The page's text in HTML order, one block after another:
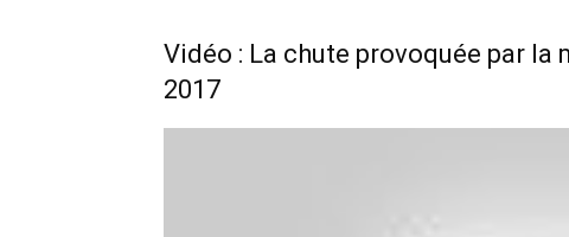
Vidéo : La chute provoquée par la
2017